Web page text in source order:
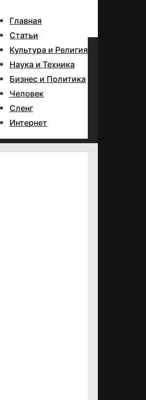
Главная
Статьи
Культура и Религия
Наука и Техника
Бизнес и Политика
Человек
Сленг
Интернет